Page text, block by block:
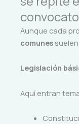
Aunque cada
comunes
Legislación
Aquí entran